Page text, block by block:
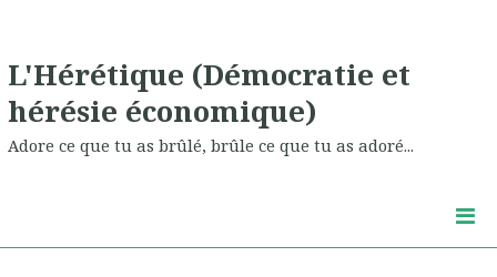
L'Hérétique (Démocratie et
hérésie économique)
Adore ce que tu as brûlé, brûle ce que tu as adoré...